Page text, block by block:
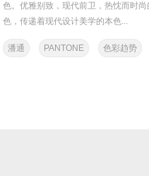
色。优雅别致，现代前卫，热忱而时尚
色，传递着现代设计美学的本色...
潘通 PANTONE
色彩趋势